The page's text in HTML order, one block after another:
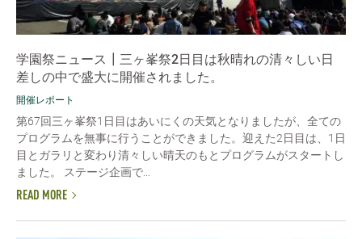
学園祭ニュース┃三ヶ峯祭2日目は秋晴れの清々しい日
差しの中で盛大に開催されました。
開催レポート
第67回三ヶ峯祭1日目はあいにくの天気となりましたが、全ての
プログラムを無事に行うことができました。迎えた2日目は、1日
目とガラリと変わり清々しい晴天のもとプログラムがスタートし
ました。 ステージ企画で...
READ MORE